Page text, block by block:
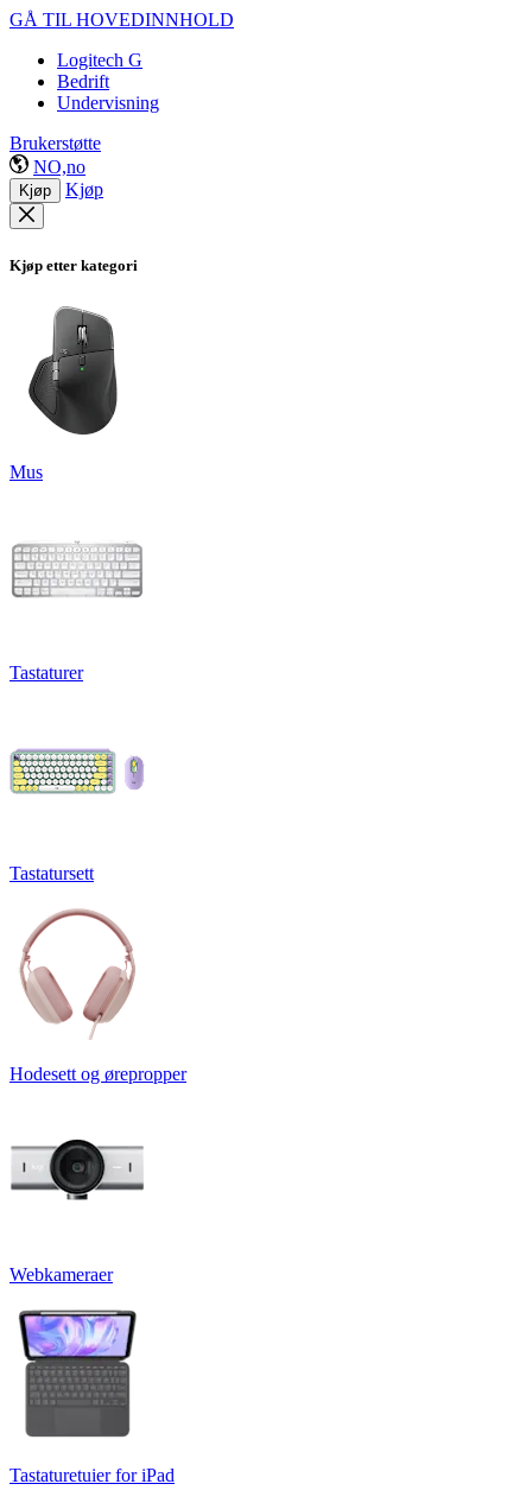
GÅ TIL HOVEDINNHOLD
Logitech G
Bedrift
Undervisning
Brukerstøtte
NO,no
Kjøp Kjøp
Kjøp etter kategori
Mus
Tastaturer
Tastatursett
Hodesett og ørepropper
Webkameraer
Tastaturetuier for iPad